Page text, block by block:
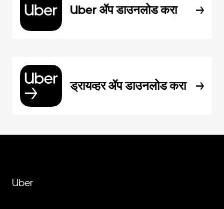
Uber ॲप डाउनलोड करा
ड्रायव्हर ॲप डाउनलोड करा
Uber